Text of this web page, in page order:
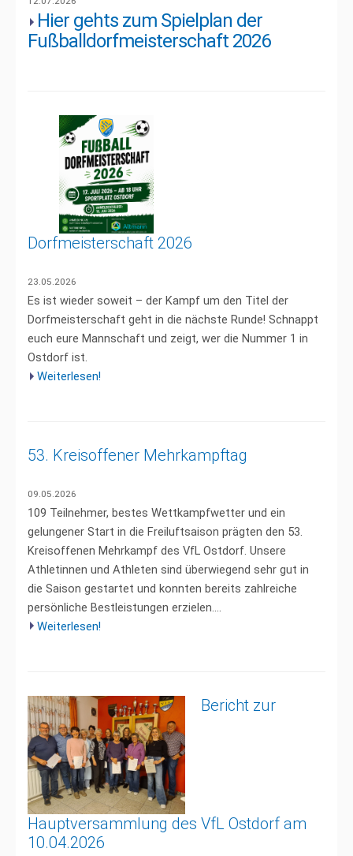
Hier gehts zum Spielplan der
Fußballdorfmeisterschaft 2026
Dorfmeisterschaft 2026
23.05.2026
Es ist wieder soweit – der Kampf um den Titel der
Dorfmeisterschaft geht in die nächste Runde! Schnappt
euch eure Mannschaft und zeigt, wer die Nummer 1 in
Ostdorf ist.
Weiterlesen!
53. Kreisoffener Mehrkampftag
09.05.2026
109 Teilnehmer, bestes Wettkampfwetter und ein
gelungener Start in die Freiluftsaison prägten den 53.
Kreisoffenen Mehrkampf des VfL Ostdorf. Unsere
Athletinnen und Athleten sind überwiegend sehr gut in
die Saison gestartet und konnten bereits zahlreiche
persönliche Bestleistungen erzielen....
Weiterlesen!
Bericht zur
Hauptversammlung des VfL Ostdorf am
10.04.2026